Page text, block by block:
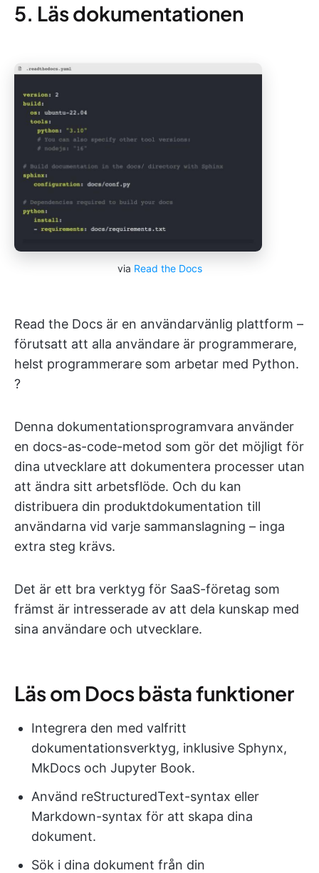
5. Läs dokumentationen
via Read the Docs
Read the Docs är en användarvänlig plattform –
förutsatt att alla användare är programmerare,
helst programmerare som arbetar med Python.
?
Denna dokumentationsprogramvara använder
en docs-as-code-metod som gör det möjligt för
dina utvecklare att dokumentera processer utan
att ändra sitt arbetsflöde. Och du kan
distribuera din produktdokumentation till
användarna vid varje sammanslagning – inga
extra steg krävs.
Det är ett bra verktyg för SaaS-företag som
främst är intresserade av att dela kunskap med
sina användare och utvecklare.
Läs om Docs bästa funktioner
Integrera den med valfritt
dokumentationsverktyg, inklusive Sphynx,
MkDocs och Jupyter Book.
Använd reStructuredText-syntax eller
Markdown-syntax för att skapa dina
dokument.
Sök i dina dokument från din